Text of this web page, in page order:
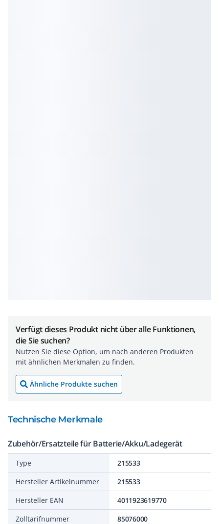
Verfügt dieses Produkt nicht über alle Funktionen,
die Sie suchen?
Nutzen Sie diese Option, um nach anderen Produkten
mit ähnlichen Merkmalen zu finden.
Ähnliche Produkte suchen
Technische Merkmale
Zubehör/Ersatzteile für Batterie/Akku/Ladegerät
Type
215533
Hersteller Artikelnummer
215533
Hersteller EAN
4011923619770
Zolltarifnummer
85076000